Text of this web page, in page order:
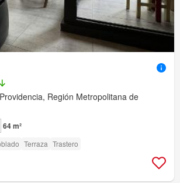
Región Metropolitana de
64 m²
Terraza Trastero